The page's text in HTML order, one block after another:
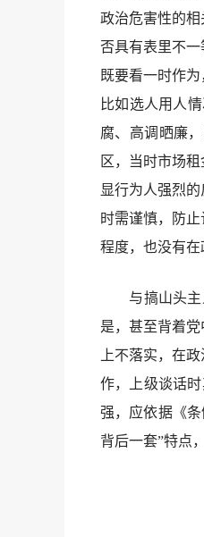
政治危害性的
否具有表里不
既要看一时作
比如选人用人
腐、高调晒廉
区，当时市场
显行为人强烈
时需谨慎，防
程度，也没有
与搞山头主义
是，甚至背着
上不落实，在
作，上级谈话
强，应依据《
背后一套”特点